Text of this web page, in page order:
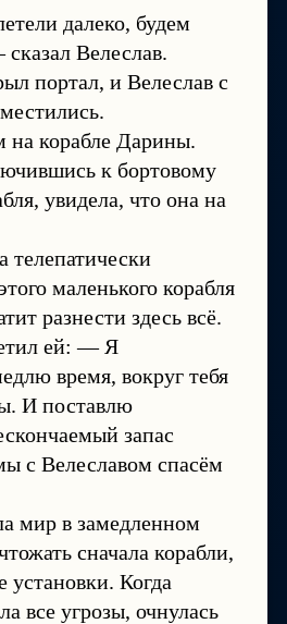
далеко, будем
Велеслав.
портал, и Велеслав с
на корабле Дарины.
к бортовому
увидела, что она на
телепатически
маленького корабля
разнести здесь всё.
ей: — Я
время, вокруг тебя
И поставлю
запас
с Велеславом спасём
мир в замедленном
сначала корабли,
Когда
все угрозы, очнулась